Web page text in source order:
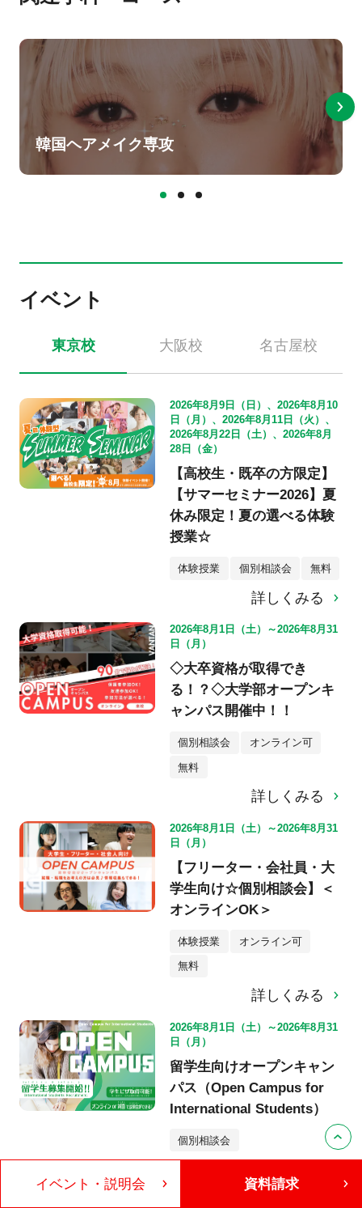
韓国ヘアメイク専攻
イベント
東京校 大阪校 名古屋校
2026年8月9日（日）、2026年8月10
日（月）、2026年8月11日（火）、
2026年8月22日（土）、2026年8月
28日（金）
【高校生・既卒の方限定】
【サマーセミナー2026】夏
休み限定！夏の選べる体験
授業☆
体験授業 個別相談会 無料
詳しくみる
2026年8月1日（土）～2026年8月31
日（月）
◇大卒資格が取得でき
る！？◇大学部オープンキ
ャンパス開催中！！
個別相談会 オンライン可
無料
詳しくみる
2026年8月1日（土）～2026年8月31
日（月）
【フリーター・会社員・大
学生向け☆個別相談会】＜
オンラインOK＞
体験授業 オンライン可
無料
詳しくみる
2026年8月1日（土）～2026年8月31
日（月）
留学生向けオープンキャン
パス（Open Campus for
International Students）
個別相談会
イベント・説明会 資料請求